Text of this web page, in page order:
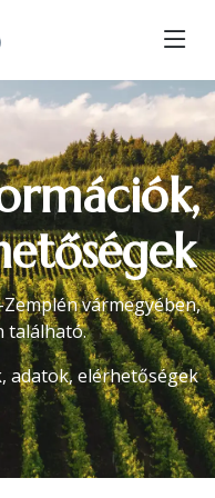
vármegyében,
található.
adatok, elérhetőségek